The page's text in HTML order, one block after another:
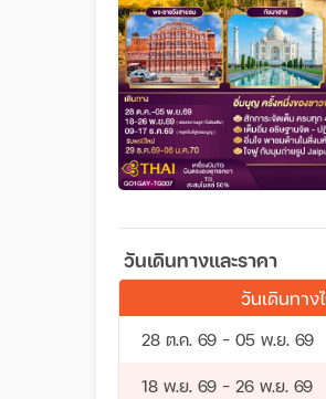
วันเดินทางและราคา
วันเดินทา
28 ต.ค. 69 - 05 พ.ย. 69
18 พ.ย. 69 - 26 พ.ย. 69